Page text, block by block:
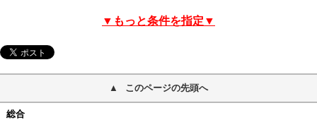
▼もっと条件を指定▼
このページの先頭へ
総合